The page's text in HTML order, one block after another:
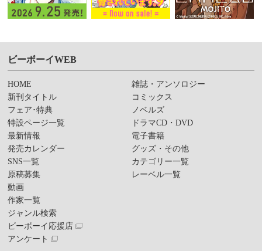
ビーボーイWEB
HOME
新刊タイトル
フェア･特典
特設ページ一覧
最新情報
発売カレンダー
SNS一覧
原稿募集
動画
作家一覧
ジャンル検索
ビーボーイ応援店
アンケート
雑誌・アンソロジー
コミックス
ノベルズ
ドラマCD・DVD
電子書籍
グッズ・その他
カテゴリー一覧
レーベル一覧